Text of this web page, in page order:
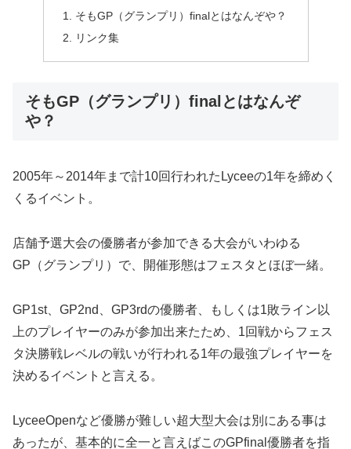
そもGP（グランプリ）finalとはなんぞや？
リンク集
そもGP（グランプリ）finalとはなんぞ
や？
2005年～2014年まで計10回行われたLyceeの1年を締めく
くるイベント。
店舗予選大会の優勝者が参加できる大会がいわゆる
GP（グランプリ）で、開催形態はフェスタとほぼ一緒。
GP1st、GP2nd、GP3rdの優勝者、もしくは1敗ライン以
上のプレイヤーのみが参加出来たため、1回戦からフェス
タ決勝戦レベルの戦いが行われる1年の最強プレイヤーを
決めるイベントと言える。
LyceeOpenなど優勝が難しい超大型大会は別にある事は
あったが、基本的に全一と言えばこのGPfinal優勝者を指